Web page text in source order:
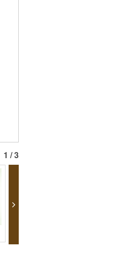
1 / 3